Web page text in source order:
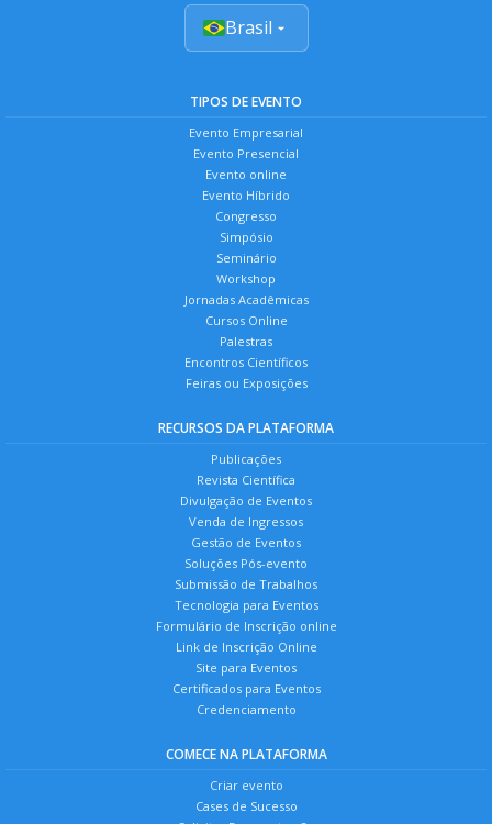
Brasil
TIPOS DE EVENTO
Evento Empresarial
Evento Presencial
Evento online
Evento Híbrido
Congresso
Simpósio
Seminário
Workshop
Jornadas Acadêmicas
Cursos Online
Palestras
Encontros Científicos
Feiras ou Exposições
RECURSOS DA PLATAFORMA
Publicações
Revista Científica
Divulgação de Eventos
Venda de Ingressos
Gestão de Eventos
Soluções Pós-evento
Submissão de Trabalhos
Tecnologia para Eventos
Formulário de Inscrição online
Link de Inscrição Online
Site para Eventos
Certificados para Eventos
Credenciamento
COMECE NA PLATAFORMA
Criar evento
Cases de Sucesso